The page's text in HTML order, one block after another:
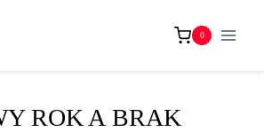
0
ROK A BRAK